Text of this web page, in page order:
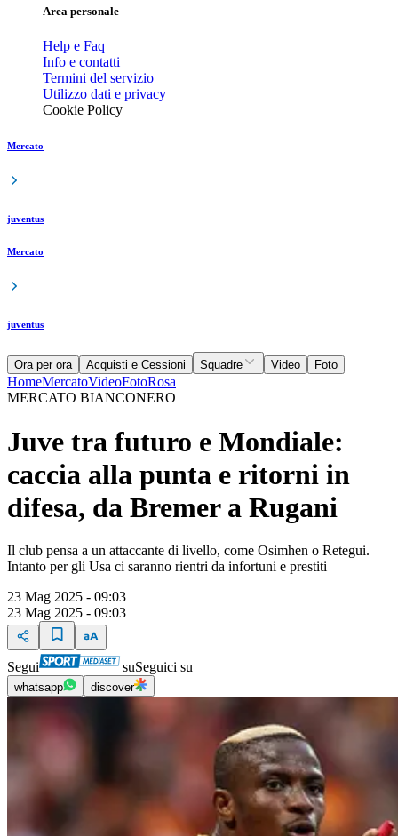
Area personale
Help e Faq
Info e contatti
Termini del servizio
Utilizzo dati e privacy
Cookie Policy
Mercato
juventus
Mercato
juventus
Ora per ora Acquisti e Cessioni Squadre Video Foto
HomeMercatoVideoFotoRosa
MERCATO BIANCONERO
Juve tra futuro e Mondiale:
caccia alla punta e ritorni in
difesa, da Bremer a Rugani
Il club pensa a un attaccante di livello, come Osimhen o Retegui.
Intanto per gli Usa ci saranno rientri da infortuni e prestiti
23 Mag 2025 - 09:03
23 Mag 2025 - 09:03
Segui suSeguici su
whatsapp discover